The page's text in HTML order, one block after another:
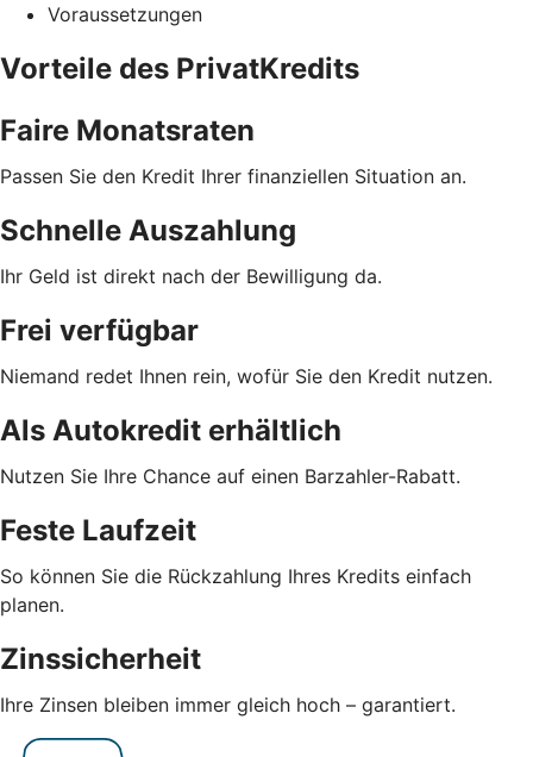
Voraussetzungen
Vorteile des PrivatKredits
Faire Monatsraten
Passen Sie den Kredit Ihrer finanziellen Situation an.
Schnelle Auszahlung
Ihr Geld ist direkt nach der Bewilligung da.
Frei verfügbar
Niemand redet Ihnen rein, wofür Sie den Kredit nutzen.
Als Autokredit erhältlich
Nutzen Sie Ihre Chance auf einen Barzahler-Rabatt.
Feste Laufzeit
So können Sie die Rückzahlung Ihres Kredits einfach
planen.
Zinssicherheit
Ihre Zinsen bleiben immer gleich hoch – garantiert.